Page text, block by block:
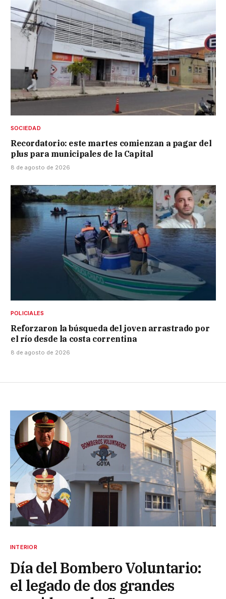
SOCIEDAD
Recordatorio: este martes comienzan a pagar del
plus para municipales de la Capital
8 de agosto de 2026
POLICIALES
Reforzaron la búsqueda del joven arrastrado por
el río desde la costa correntina
8 de agosto de 2026
INTERIOR
Día del Bombero Voluntario:
el legado de dos grandes